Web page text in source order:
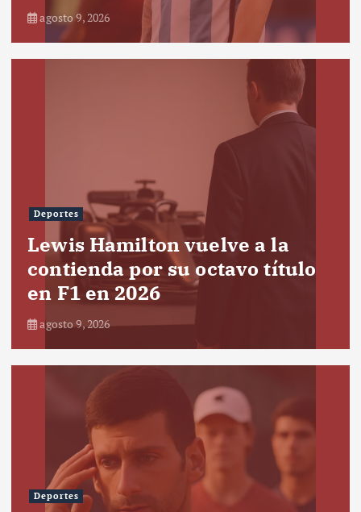
agosto 9, 2026
Deportes
Lewis Hamilton vuelve a la
contienda por su octavo título
en F1 en 2026
agosto 9, 2026
Deportes